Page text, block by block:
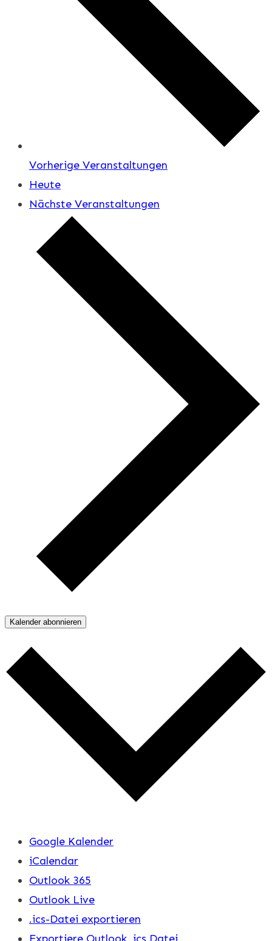
Vorherige Veranstaltungen
Heute
Nächste Veranstaltungen
Kalender abonnieren
Google Kalender
iCalendar
Outlook 365
Outlook Live
.ics-Datei exportieren